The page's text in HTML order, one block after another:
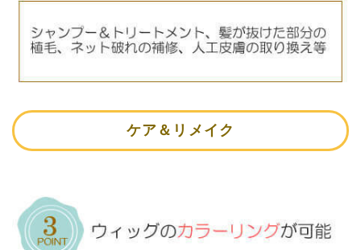
ケア＆リメイク